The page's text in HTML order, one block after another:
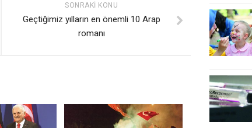
SONRAKI KONU
Geçtiğimiz yılların en önemli 10 Arap
romanı